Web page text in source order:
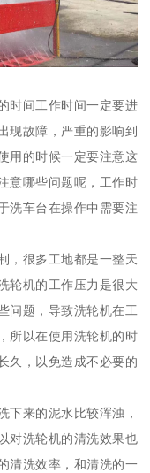
时间工作时间一定要进
现故障，严重的影响到
用的时候一定要注意这
意哪些问题呢，工作时
洗车台在操作中需要注
，很多工地都是一整天
轮机的工作压力是很大
问题，导致洗轮机在工
所以在使用洗轮机的时
久，以免造成不必要的
下来的泥水比较浑浊，
对洗轮机的清洗效果也
清洗效率，和清洗的一